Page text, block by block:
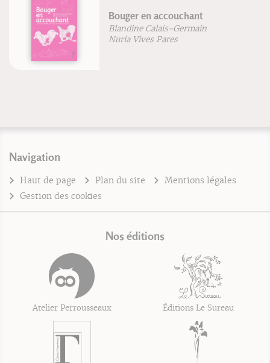
Bouger en accouchant
Blandine Calais-Germain
Nuria Vives Pares
Navigation
Haut de page Plan du site
Mentions légales
Gestion des cookies
Nos éditions
Atelier Perrousseaux Éditions Le Sureau